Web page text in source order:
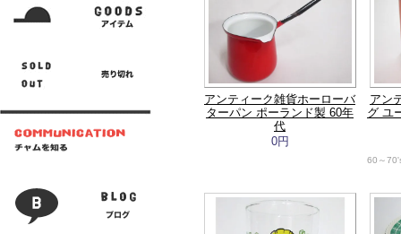
アンティーク雑貨ホーローバ
ターパン ポーランド製 60年
代
0円
アン
グ ユ
60～